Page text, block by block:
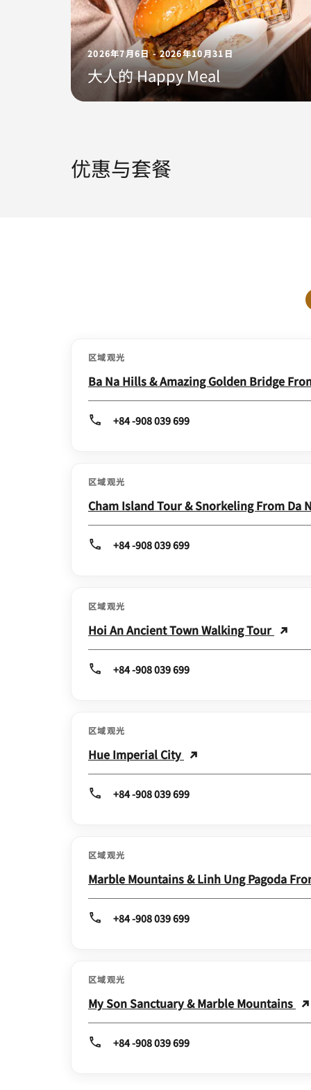
2026年7月6日 - 2026年10月31日
大人的 Happy Meal
优惠与套餐
区域观光
Ba Na Hills & Amazing Golden Bridge
+84 -908 039 699
区域观光
Cham Island Tour & Snorkeling From Da
+84 -908 039 699
区域观光
Hoi An Ancient Town Walking Tour
+84 -908 039 699
区域观光
Hue Imperial City
+84 -908 039 699
区域观光
Marble Mountains & Linh Ung Pagoda
+84 -908 039 699
区域观光
My Son Sanctuary & Marble Mountains
+84 -908 039 699